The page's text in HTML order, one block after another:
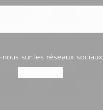
nous sur les réseaux sociaux